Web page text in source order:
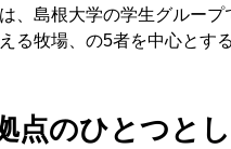
は、島根大学の学生グルー
る牧場、の5者を中心とす
点のひとつと